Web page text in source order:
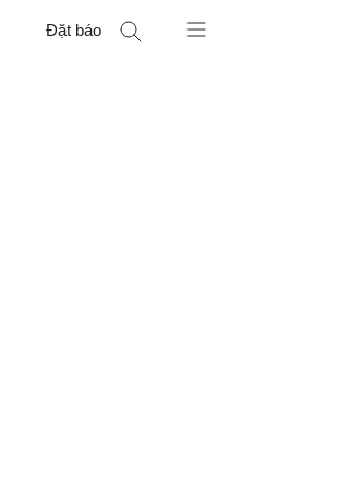
Đặt báo